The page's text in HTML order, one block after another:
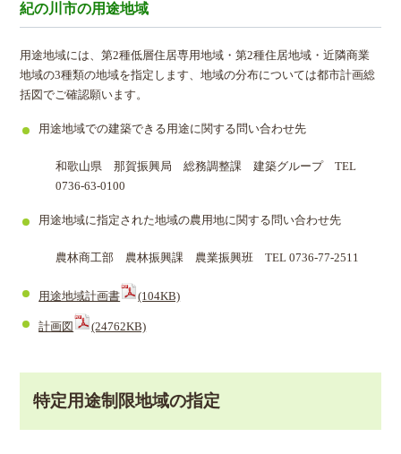
紀の川市の用途地域
用途地域には、第2種低層住居専用地域・第2種住居地域・近隣商業
地域の3種類の地域を指定します、地域の分布については都市計画総
括図でご確認願います。
用途地域での建築できる用途に関する問い合わせ先
和歌山県 那賀振興局 総務調整課 建築グループ TEL
0736-63-0100
用途地域に指定された地域の農用地に関する問い合わせ先
農林商工部 農林振興課 農業振興班 TEL 0736-77-2511
用途地域計画書 (104KB)
計画図 (24762KB)
特定用途制限地域の指定